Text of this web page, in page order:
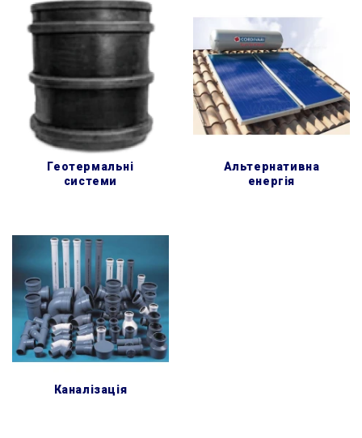
геотермальні
системи
альтернативна
енергія
каналізація